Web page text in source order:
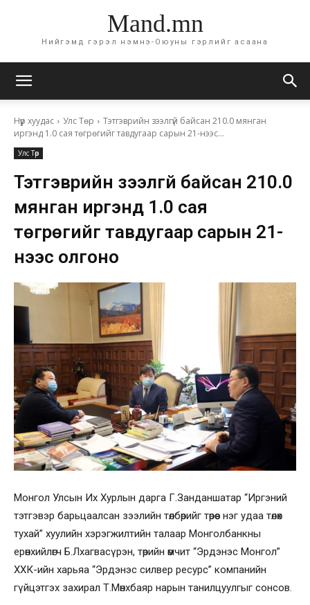
Mand.mn
Нийгэмд гэрэл нэмнэ-Оюуны гэрлийг асаана
Нүүр хуудас Улс Төр
Тэтгэврийн зээлгүй байсан 210.0 мянган
иргэнд 1.0 сая төгрөгийг тавдугаар сарын 21-нээс...
Улс Төр
Тэтгэврийн зээлгүй байсан 210.0
мянган иргэнд 1.0 сая
төгрөгийг тавдугаар сарын 21-
нээс олгоно
Монгол Улсын Их Хурлын дарга Г.Занданшатар “Иргэний
тэтгэвэр барьцаалсан зээлийн төлбөрийг төрөөс нэг удаа төлөх
тухай” хуулийн хэрэгжилтийн талаар Монголбанкны
ерөнхийлөгч Б.Лхагвасүрэн, төрийн өмчит “Эрдэнэс Монгол”
ХХК-ийн харьяа “Эрдэнэс силвер ресурс” компанийн
гүйцэтгэх захирал Т.Мөнхбаяр нарын танилцуулгыг сонсов.